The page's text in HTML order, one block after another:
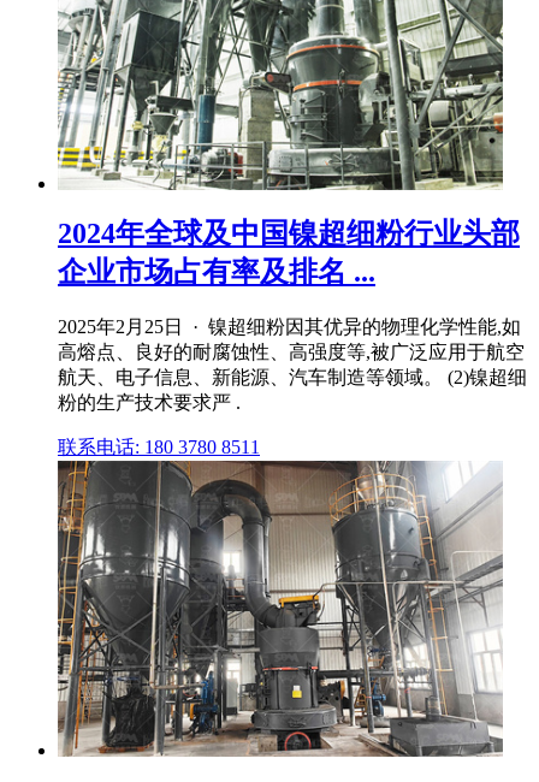
2024年全球及中国镍超细粉行业头部
企业市场占有率及排名 ...
2025年2月25日 · 镍超细粉因其优异的物理化学性能,如
高熔点、良好的耐腐蚀性、高强度等,被广泛应用于航空
航天、电子信息、新能源、汽车制造等领域。 (2)镍超细
粉的生产技术要求严 .
联系电话: 180 3780 8511